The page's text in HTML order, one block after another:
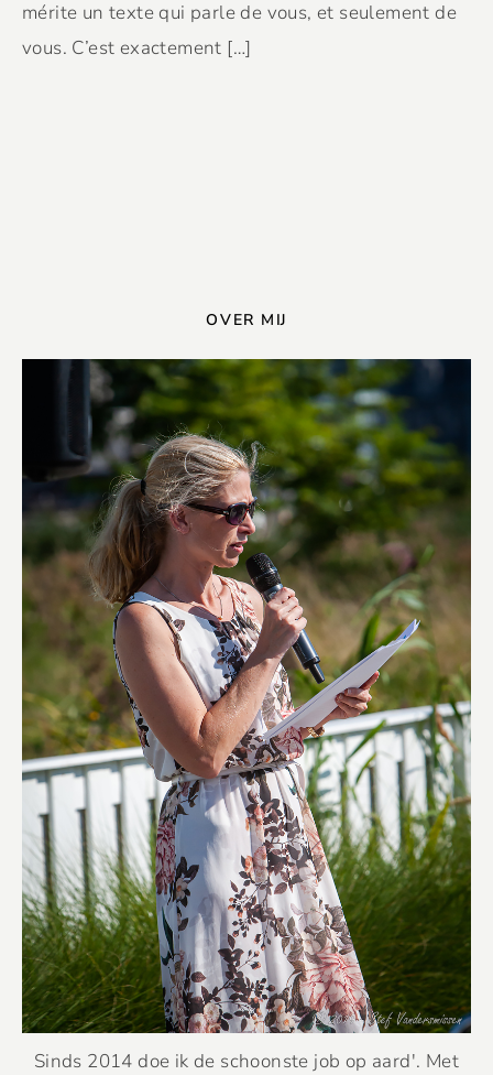
mérite un texte qui parle de vous, et seulement de
vous. C’est exactement […]
OVER MIJ
Sinds 2014 doe ik de schoonste job op aard'. Met